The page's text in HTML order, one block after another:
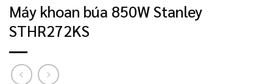
Máy khoan búa 850W Stanley
STHR272KS